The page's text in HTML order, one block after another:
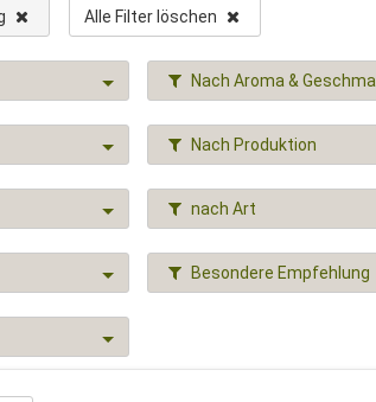
Alle Filter löschen
Nach Aroma &
Nach Produktion
nach Art
Besondere Empfehlung